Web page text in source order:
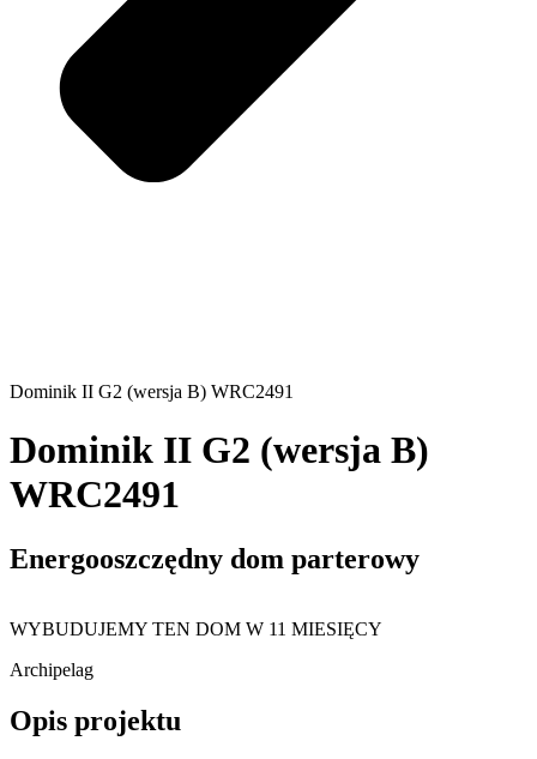
Dominik II G2 (wersja B) WRC2491
Dominik II G2 (wersja B)
WRC2491
Energooszczędny dom parterowy
WYBUDUJEMY TEN DOM W 11 MIESIĘCY
Archipelag
Opis projektu